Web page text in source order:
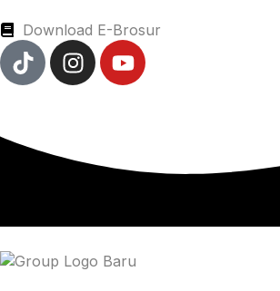
Download E-Brosur